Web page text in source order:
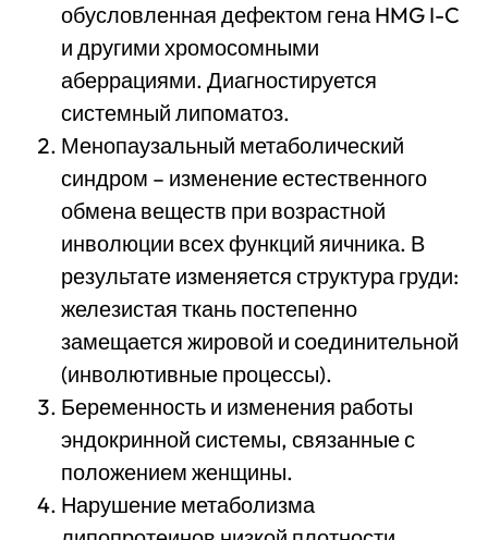
обусловленная дефектом гена HMG I-C
и другими хромосомными
аберрациями. Диагностируется
системный липоматоз.
Менопаузальный метаболический
синдром – изменение естественного
обмена веществ при возрастной
инволюции всех функций яичника. В
результате изменяется структура груди:
железистая ткань постепенно
замещается жировой и соединительной
(инволютивные процессы).
Беременность и изменения работы
эндокринной системы, связанные с
положением женщины.
Нарушение метаболизма